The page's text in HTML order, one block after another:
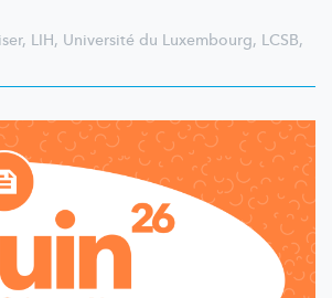
, LIH, Université du Luxembourg, LCSB,